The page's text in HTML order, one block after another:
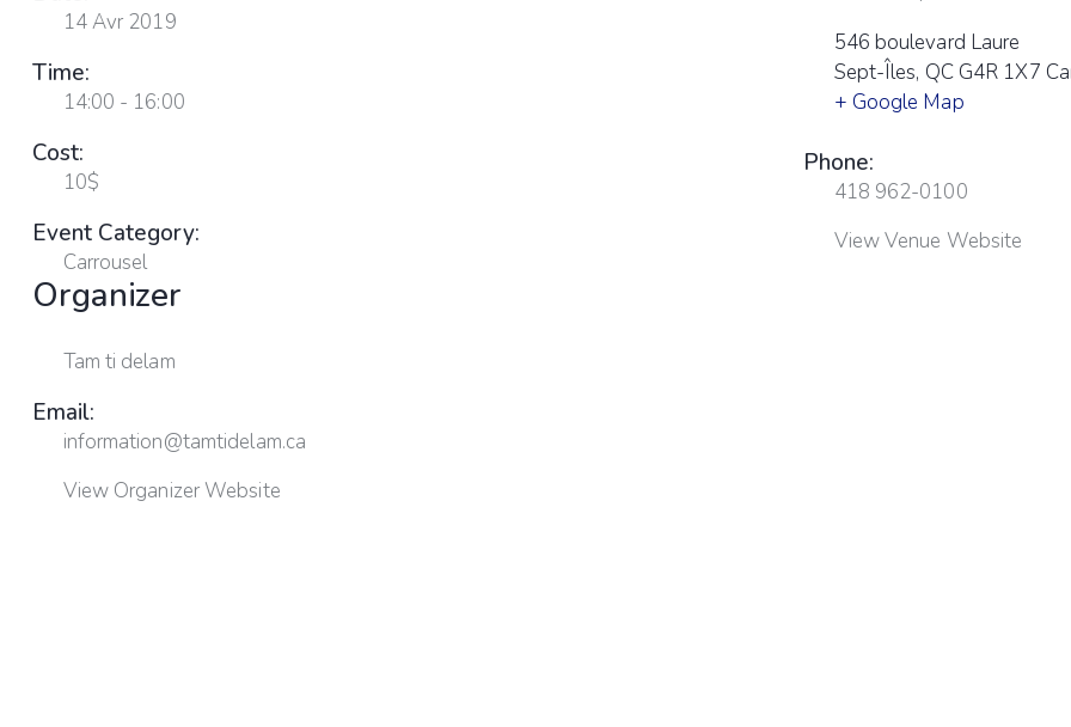
14 Avr 2019
Time:
14:00 - 16:00
Cost:
10$
Event Category:
Carrousel
Organizer
Tam ti delam
Email:
information@tamtidelam.ca
View Organizer Website
546 boulevard Laure
Sept-Îles, QC G4R 1X7
+ Google Map
Phone:
418 962-0100
View Venue Website